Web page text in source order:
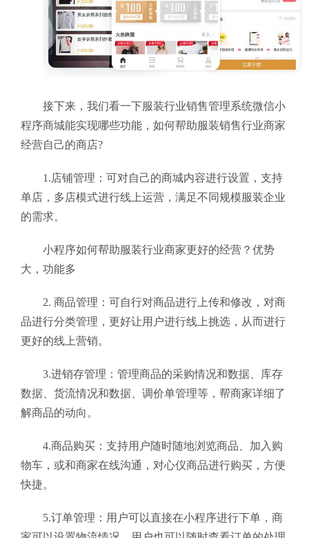
接下来，我们看一下服装行业销售管理系统微信小
程序商城能实现哪些功能，如何帮助服装销售行业商家
经营自己的商店?
1.店铺管理：可对自己的商城内容进行设置，支持
单店，多店模式进行线上运营，满足不同规模服装企业
的需求。
小程序如何帮助服装行业商家更好的经营？优势
大，功能多
2. 商品管理：可自行对商品进行上传和修改，对商
品进行分类管理，更好让用户进行线上挑选，从而进行
更好的线上营销。
3.进销存管理：管理商品的采购情况和数据、库存
数据、货流情况和数据、调价单管理等，帮商家详细了
解商品的动向。
4.商品购买：支持用户随时随地浏览商品、加入购
物车，或和商家在线沟通，对心仪商品进行购买，方便
快捷。
5.订单管理：用户可以直接在小程序进行下单，商